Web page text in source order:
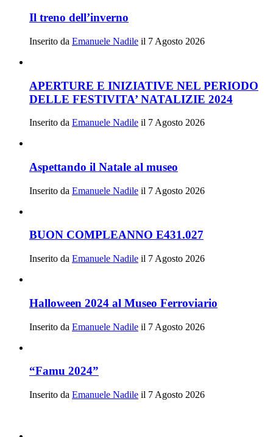
Il treno dell’inverno
Inserito da Emanuele Nadile il 7 Agosto 2026
APERTURE E INIZIATIVE NEL PERIODO
DELLE FESTIVITA’ NATALIZIE 2024
Inserito da Emanuele Nadile il 7 Agosto 2026
Aspettando il Natale al museo
Inserito da Emanuele Nadile il 7 Agosto 2026
BUON COMPLEANNO E431.027
Inserito da Emanuele Nadile il 7 Agosto 2026
Halloween 2024 al Museo Ferroviario
Inserito da Emanuele Nadile il 7 Agosto 2026
“Famu 2024”
Inserito da Emanuele Nadile il 7 Agosto 2026